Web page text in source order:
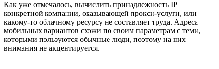
Как уже отмечалось, вычислить принадлежность IP
конкретной компании, оказывающей прокси-услуги, или
какому-то облачному ресурсу не составляет труда. Адреса
мобильных вариантов схожи по своим параметрам с теми,
которыми пользуются обычные люди, поэтому на них
внимания не акцентируется.